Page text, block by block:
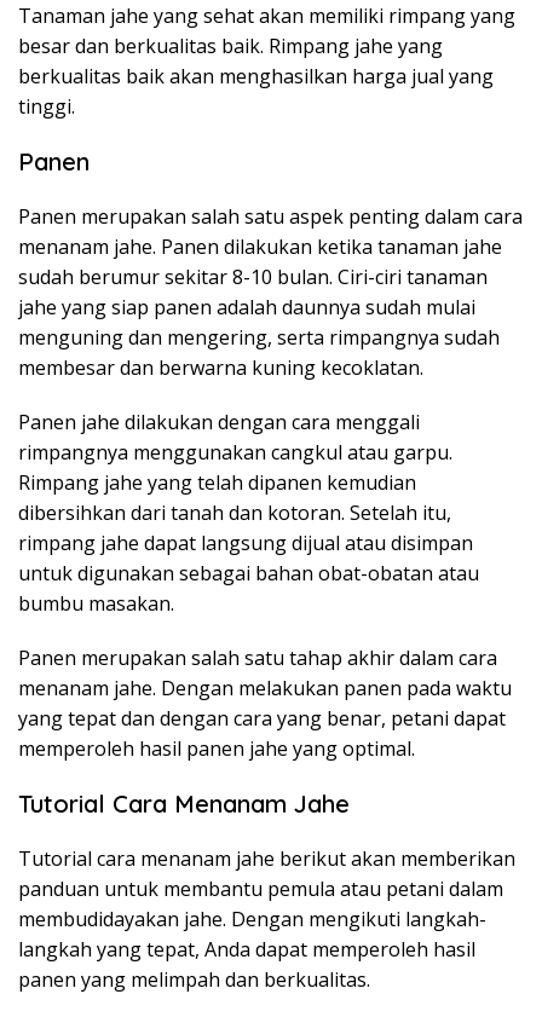
Tanaman jahe yang sehat akan memiliki rimpang yang
besar dan berkualitas baik. Rimpang jahe yang
berkualitas baik akan menghasilkan harga jual yang
tinggi.
Panen
Panen merupakan salah satu aspek penting dalam cara
menanam jahe. Panen dilakukan ketika tanaman jahe
sudah berumur sekitar 8-10 bulan. Ciri-ciri tanaman
jahe yang siap panen adalah daunnya sudah mulai
menguning dan mengering, serta rimpangnya sudah
membesar dan berwarna kuning kecoklatan.
Panen jahe dilakukan dengan cara menggali
rimpangnya menggunakan cangkul atau garpu.
Rimpang jahe yang telah dipanen kemudian
dibersihkan dari tanah dan kotoran. Setelah itu,
rimpang jahe dapat langsung dijual atau disimpan
untuk digunakan sebagai bahan obat-obatan atau
bumbu masakan.
Panen merupakan salah satu tahap akhir dalam cara
menanam jahe. Dengan melakukan panen pada waktu
yang tepat dan dengan cara yang benar, petani dapat
memperoleh hasil panen jahe yang optimal.
Tutorial Cara Menanam Jahe
Tutorial cara menanam jahe berikut akan memberikan
panduan untuk membantu pemula atau petani dalam
membudidayakan jahe. Dengan mengikuti langkah-
langkah yang tepat, Anda dapat memperoleh hasil
panen yang melimpah dan berkualitas.